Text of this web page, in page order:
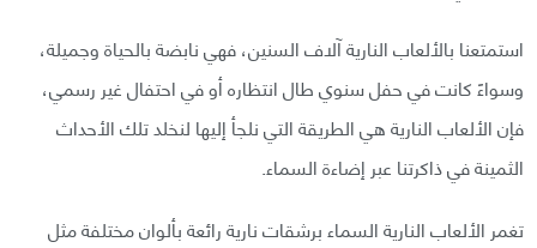
استمتعنا بالألعاب النارية آلاف السنين، فهي نابضة بالحياة وجميلة،
وسواءً كانت في حفل سنوي طال انتظاره أو في احتفال غير رسمي،
فإن الألعاب النارية هي الطريقة التي نلجأ إليها لنخلد تلك الأحداث
الثمينة في ذاكرتنا عبر إضاءة السماء.
تغمر الألعاب النارية السماء برشقات نارية رائعة بألوان مختلفة مثل